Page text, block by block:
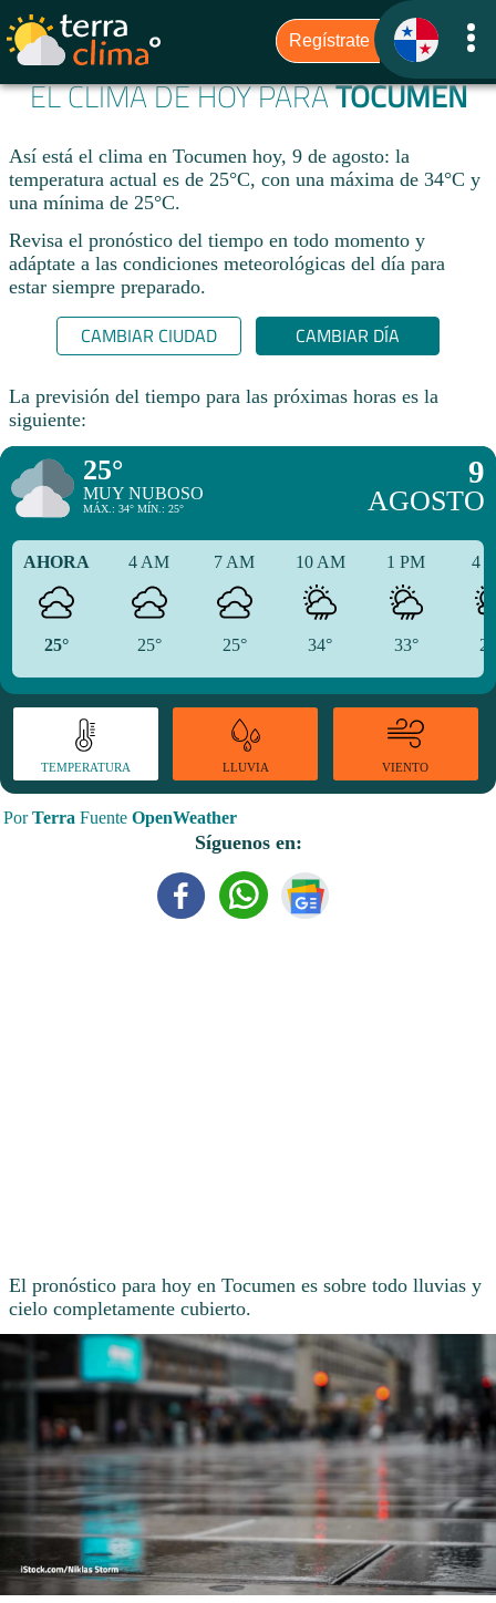
EL CLIMA DE HOY PARATOCUMEN
Así está el clima en Tocumen hoy, 9 de agosto: la
temperatura actual es de 25°C, con una máxima de 34°C y
una mínima de 25°C.
Revisa el pronóstico del tiempo en todo momento y
adáptate a las condiciones meteorológicas del día para
estar siempre preparado.​
CAMBIAR CIUDAD CAMBIAR DÍA
La previsión del tiempo para las próximas horas es la
siguiente:
25°
MUY NUBOSO
MÁX.: 34° MÍN.: 25°
9
AGOSTO
AHORA
25°
4 AM
25°
7 AM
25°
10 AM
34°
1 PM
33°
4
TEMPERATURA LLUVIA VIENTO
PorTerra Fuente OpenWeather
Síguenos en:
El pronóstico para hoy en Tocumen es sobre todo lluvias y
cielo completamente cubierto.